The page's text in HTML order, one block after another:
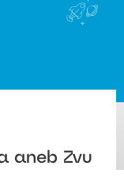
aneb Zvu